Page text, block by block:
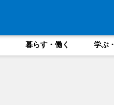
暮らす・働く 学ぶ